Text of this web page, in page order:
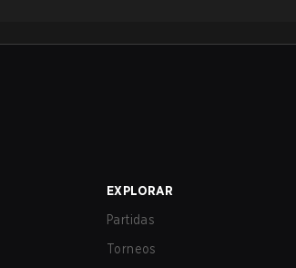
EXPLORAR
Partidas
Torneos